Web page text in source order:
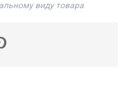
виду товара